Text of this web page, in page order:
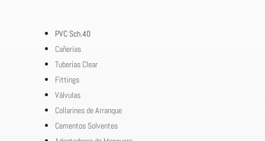
PVC Sch.40
Cañerías
Tuberías Clear
Fittings
Válvulas
Collarines de Arranque
Cementos Solventes